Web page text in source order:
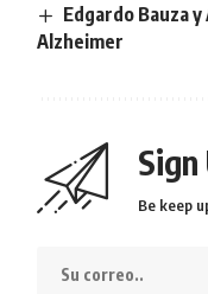
Edgardo Bauza
Alzheimer
Be keep